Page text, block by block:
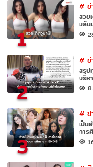
1
#
สวย
มล้น
2
#ข่
สรุป
บริห
3
#ข่
เป็น
การ